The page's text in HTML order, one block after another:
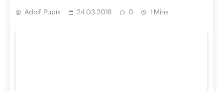
Adolf Pupík 24.03.2018 0 1 Mins